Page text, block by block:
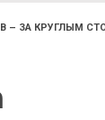
– ЗА КРУГЛЫМ